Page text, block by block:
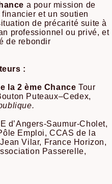
a pour mission de
et un soutien
de précarité suite à
professionnel ou privé, et
de rebondir
:
la 2 ème Chance Tour
Puteaux–Cedex,
d’Angers-Saumur-Cholet,
Emploi, CCAS de la
Vilar, France Horizon,
Passerelle,